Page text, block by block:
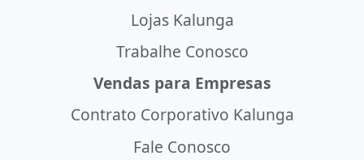
Lojas Kalunga
Trabalhe Conosco
Vendas para Empresas
Contrato Corporativo Kalunga
Fale Conosco